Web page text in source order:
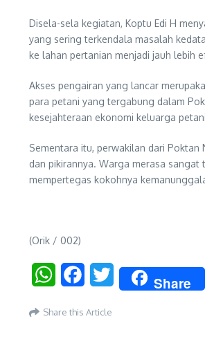
Disela-sela kegiatan, Koptu Edi H
yang sering terkendala masalah
ke lahan pertanian menjadi jauh lebih
Akses pengairan yang lancar
para petani yang tergabung dalam
kesejahteraan ekonomi keluarga
Sementara itu, perwakilan dari Poktan
dan pikirannya. Warga merasa
mempertegas kokohnya
(Orik / 002)
WhatsAppFacebookTwitter Share
Share this Article